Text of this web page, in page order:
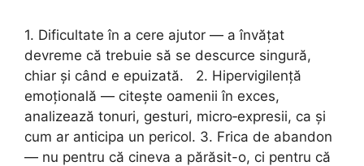
1. Dificultate în a cere ajutor — a învățat
devreme că trebuie să se descurce singură,
chiar și când e epuizată. 2. Hipervigilență
emoțională — citește oamenii în exces,
analizează tonuri, gesturi, micro‑expresii, ca și
cum ar anticipa un pericol. 3. Frica de abandon
— nu pentru că cineva a părăsit-o, ci pentru că